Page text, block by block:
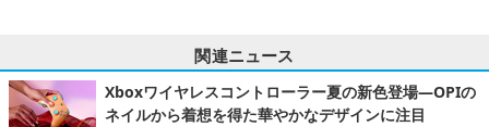
関連ニュース
Xboxワイヤレスコントローラー夏の新色登場―OPIの
ネイルから着想を得た華やかなデザインに注目